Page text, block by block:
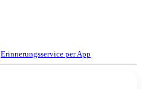
Erinnerungsservice per App